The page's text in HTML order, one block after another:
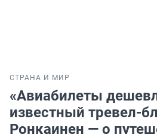
СТРАНА И МИР
«Авиабилеты
известный тревел-
Ронкаинен — о